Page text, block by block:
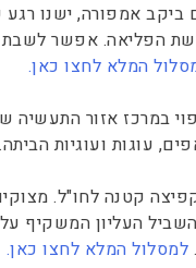
אמפורה, ישנו
הפליאה. אפשר
המלא לחצו כאן.
במרכז אזור
עוגות ועוגיות הביתה.
קטנה לחו"ל.
העליון
למסלול המלא לחצו כאן.